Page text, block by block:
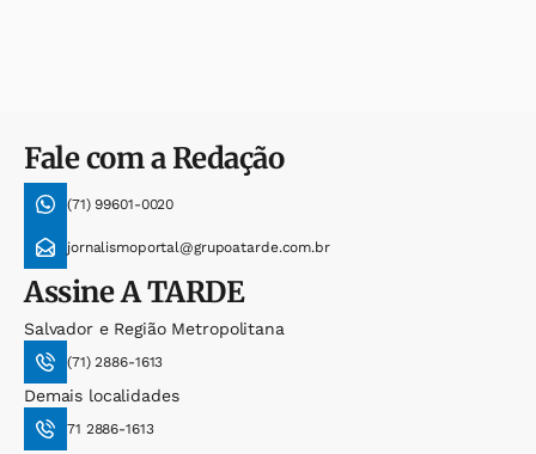
Fale com a Redação
(71) 99601-0020
jornalismoportal@grupoatarde.com.br
AssineA TARDE
Salvador e Região Metropolitana
(71) 2886-1613
Demais localidades
71 2886-1613